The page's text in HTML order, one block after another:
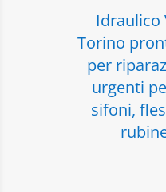
Idraulico
Torino
per
urgenti
sifoni,